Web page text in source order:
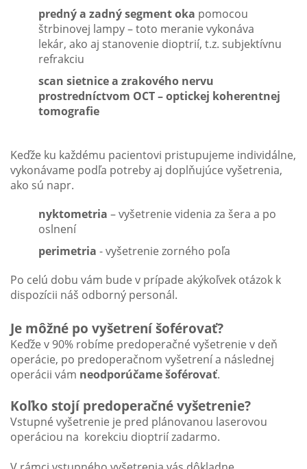
predný a zadný segment oka pomocou
štrbinovej lampy – toto meranie vykonáva
lekár, ako aj stanovenie dioptrií, t.z. subjektívnu
refrakciu
scan sietnice a zrakového nervu
prostredníctvom OCT – optickej koherentnej
tomografie
Keďže ku každému pacientovi pristupujeme individálne,
vykonávame podľa potreby aj doplňujúce vyšetrenia,
ako sú napr.
nyktometria – vyšetrenie videnia za šera a po
oslnení
perimetria - vyšetrenie zorného poľa
Po celú dobu vám bude v prípade akýkoľvek otázok k
dispozícii náš odborný personál.
Je môžné po vyšetrení šoférovať?
Keďže v 90% robíme predoperačné vyšetrenie v deň
operácie, po predoperačnom vyšetrení a následnej
operácii vám neodporúčame šoférovať.
Koľko stojí predoperačné vyšetrenie?
Vstupné vyšetrenie je pred plánovanou laserovou
operáciou na korekciu dioptrií zadarmo.